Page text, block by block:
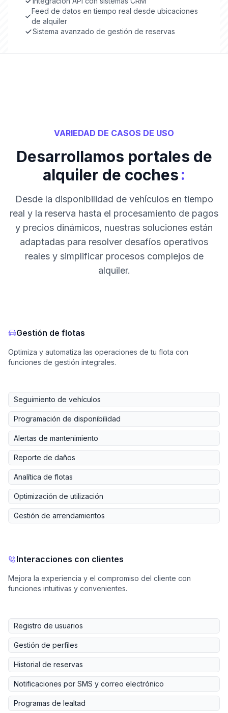
Feed de datos en tiempo real desde ubicaciones
de alquiler
Sistema avanzado de gestión de reservas
VARIEDAD DE CASOS DE USO
Desarrollamos portales de
alquiler de coches:
Desde la disponibilidad de vehículos en tiempo
real y la reserva hasta el procesamiento de pagos
y precios dinámicos, nuestras soluciones están
adaptadas para resolver desafíos operativos
reales y simplificar procesos complejos de
alquiler.
Gestión de flotas
Optimiza y automatiza las operaciones de tu flota con
funciones de gestión integrales.
Seguimiento de vehículos
Programación de disponibilidad
Alertas de mantenimiento
Reporte de daños
Analítica de flotas
Optimización de utilización
Gestión de arrendamientos
Interacciones con clientes
Mejora la experiencia y el compromiso del cliente con
funciones intuitivas y convenientes.
Registro de usuarios
Gestión de perfiles
Historial de reservas
Notificaciones por SMS y correo electrónico
Programas de lealtad